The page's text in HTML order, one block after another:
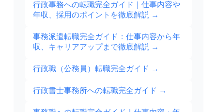
行政事務への転職完全ガイド｜仕事内容や
年収、採用のポイントを徹底解説 →
事務派遣転職完全ガイド：仕事内容から年
収、キャリアアップまで徹底解説 →
行政職（公務員）転職完全ガイド →
行政書士事務所への転職完全ガイド →